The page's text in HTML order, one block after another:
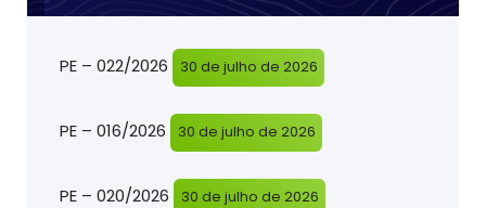
PE – 022/2026 30 de julho de 2026
PE – 016/2026 30 de julho de 2026
PE – 020/2026 30 de julho de 2026